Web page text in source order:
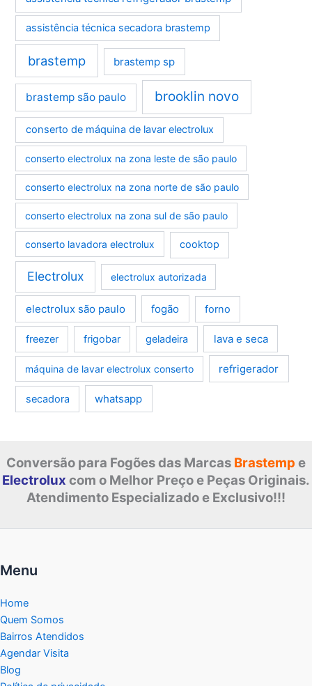
assistência técnica secadora brastemp
brastemp brastemp sp
brastemp são paulo brooklin novo
conserto de máquina de lavar electrolux
conserto electrolux na zona leste de são paulo
conserto electrolux na zona norte de são paulo
conserto electrolux na zona sul de são paulo
conserto lavadora electrolux cooktop
Electrolux electrolux autorizada
electrolux são paulo fogão forno
freezer frigobar geladeira lava e seca
máquina de lavar electrolux conserto refrigerador
secadora whatsapp
Conversão para Fogões das Marcas Brastemp e
Electrolux com o Melhor Preço e Peças Originais.
Atendimento Especializado e Exclusivo!!!
Menu
Home
Quem Somos
Bairros Atendidos
Agendar Visita
Blog